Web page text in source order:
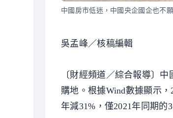
中國房市低迷，中國央企國企也不
吳孟峰／核稿編輯
〔財經頻道／綜合報導〕
購地。根據Wind數據顯示
年減31%，僅2021年同期的3